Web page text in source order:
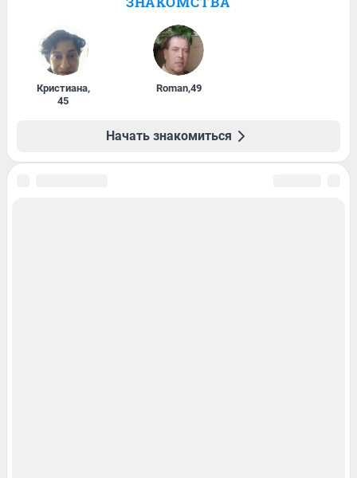
Кристиана,
45
Roman,49
Начать знакомиться